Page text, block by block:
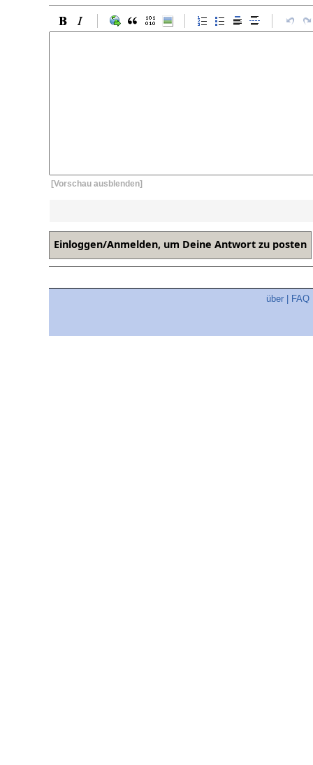
[Vorschau ausblenden]
über FAQ